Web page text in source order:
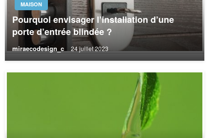
MAISON
Pourquoi envisager l’installation d’une
porte d’entrée blindée ?
miraecodesign_c 24 juillet 2023